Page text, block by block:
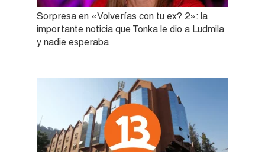
Sorpresa en «Volverías con tu ex? 2»: la
importante noticia que Tonka le dio a Ludmila
y nadie esperaba